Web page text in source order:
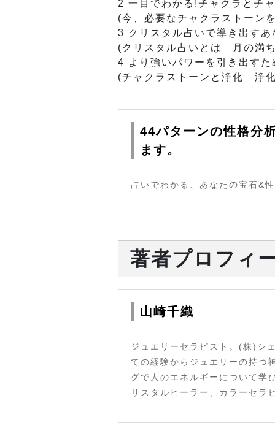
2 一目でわかる!チャクラとチ
(今、必要なチャクラストーン
3 クリスタル占いで導き出す
(クリスタル占いとは 月の満
4 より強いパワーを引き出す
(チャクラストーンと浄化 浄
44パターンの性格分
ます。
占いでわかる、あなたの宝石&
著者プロフィ
山崎千織
ジュエリーセラピスト。(株)シ
ての経験からジュエリーの持つ
グで人のエネルギーについて学
リスタルヒーラー、カラーセラ